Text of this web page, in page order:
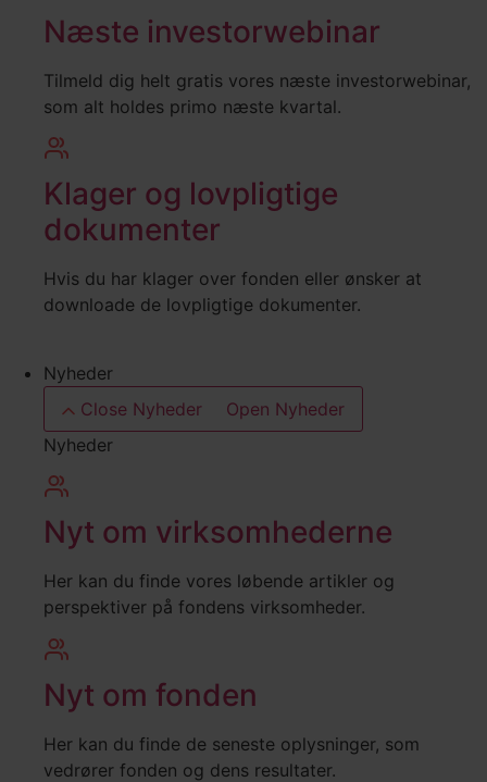
Næste investorwebinar
Tilmeld dig helt gratis vores næste investorwebinar,
som alt holdes primo næste kvartal.
Klager og lovpligtige
dokumenter
Hvis du har klager over fonden eller ønsker at
downloade de lovpligtige dokumenter.
Nyheder
Close Nyheder
Open Nyheder
Nyheder
Nyt om virksomhederne
Her kan du finde vores løbende artikler og
perspektiver på fondens virksomheder.
Nyt om fonden
Her kan du finde de seneste oplysninger, som
vedrører fonden og dens resultater.